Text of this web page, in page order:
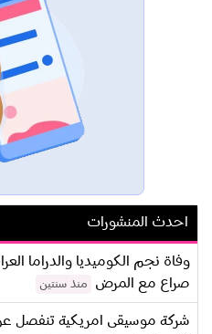
احدث المنشورات
وفاة نجم الكوميديا والدراما
صراع مع المرض
منذ سنتين
شركة موسيقى امريكية تنفصل